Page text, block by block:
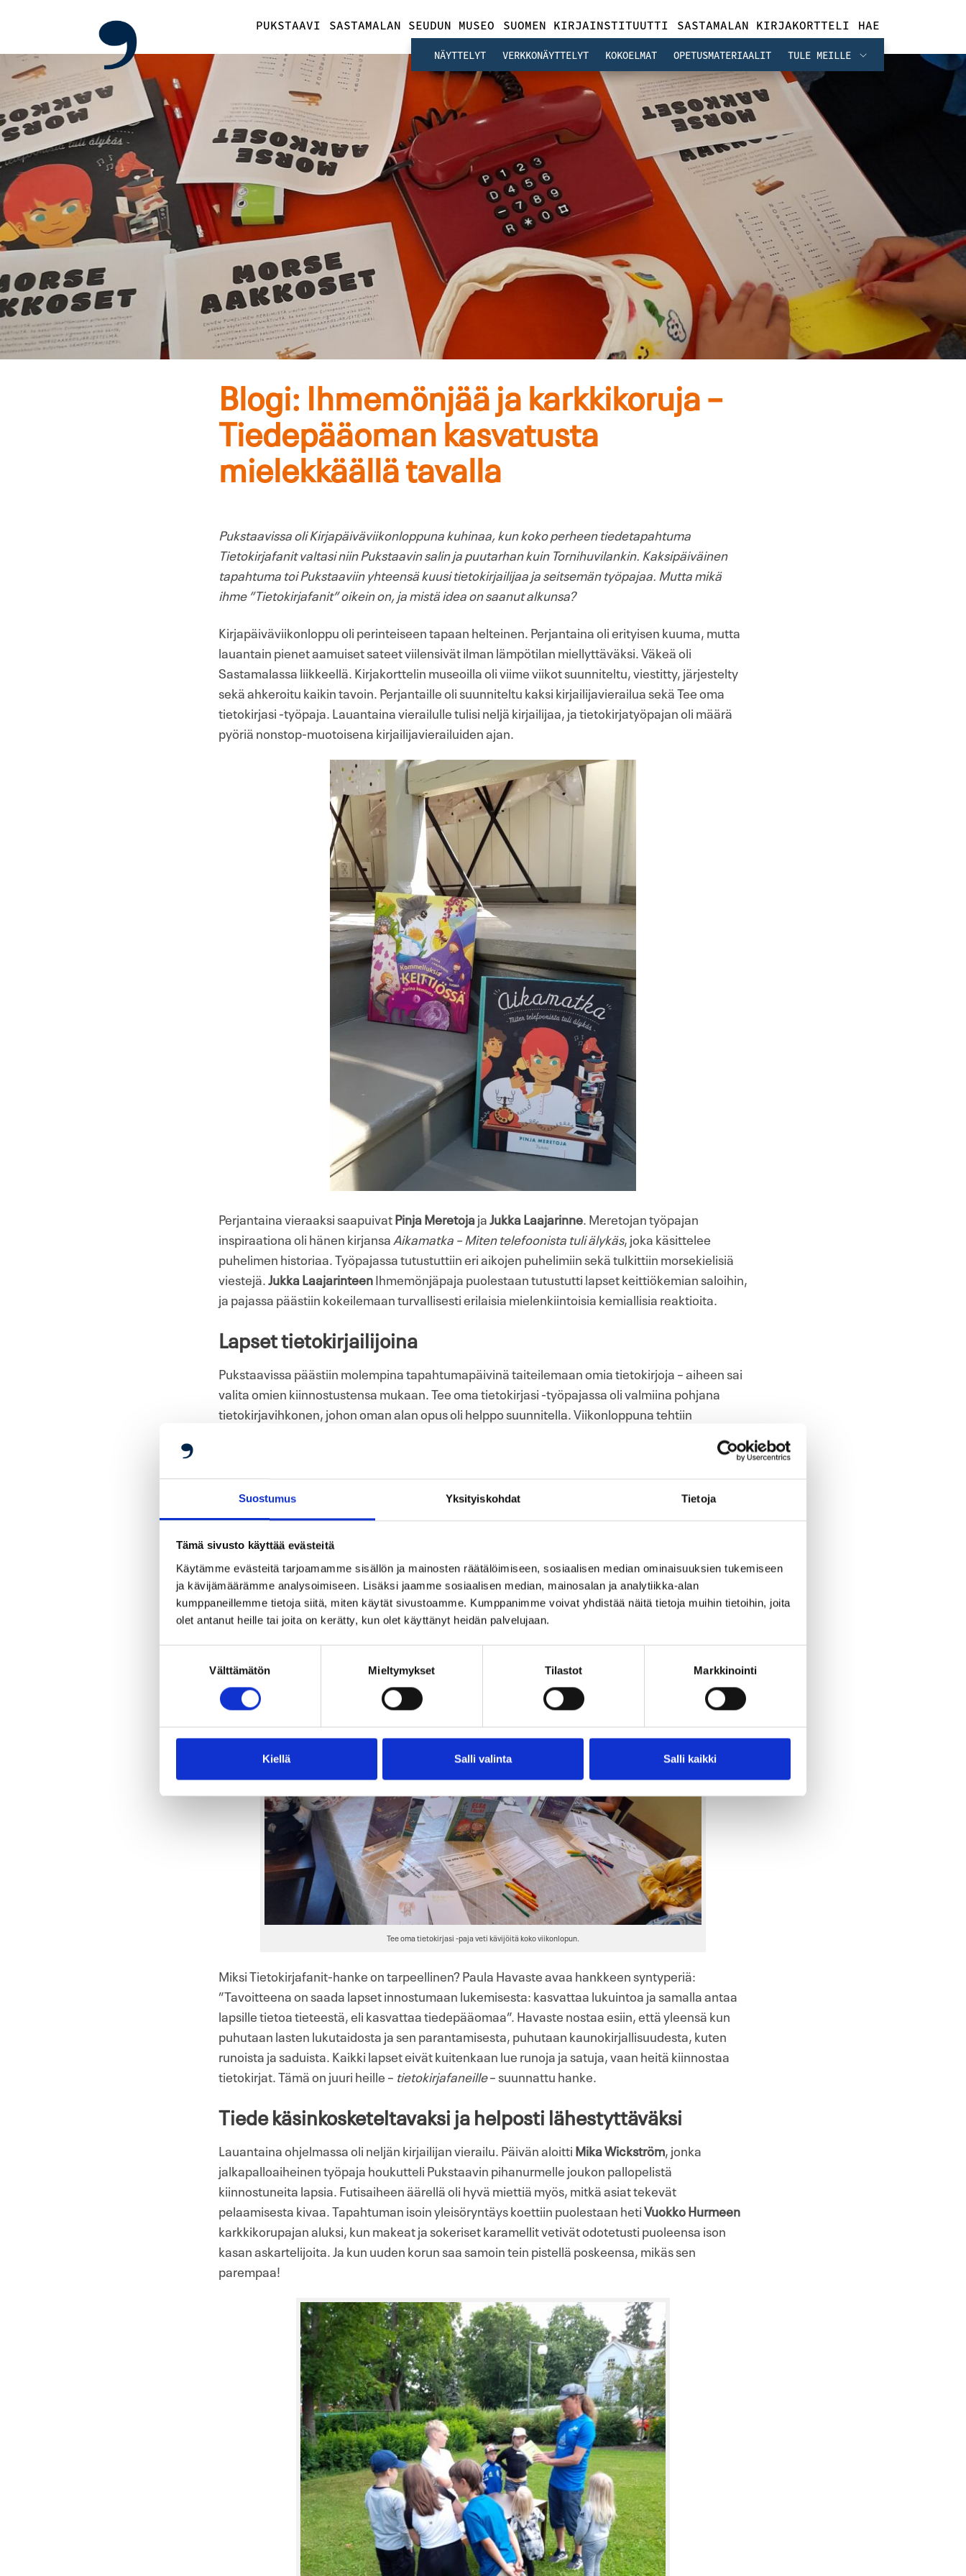
Suostumus Yksityiskohdat Tietoja
Tämä sivusto käyttää evästeitä
Käytämme evästeitä tarjoamamme sisällön ja mainosten räätälöimiseen, sosiaalisen median ominaisuuksien tukemiseen
ja kävijämäärämme analysoimiseen. Lisäksi jaamme sosiaalisen median, mainosalan ja analytiikka-alan
kumppaneillemme tietoja siitä, miten käytät sivustoamme. Kumppanimme voivat yhdistää näitä tietoja muihin tietoihin, joita
olet antanut heille tai joita on kerätty, kun olet käyttänyt heidän palvelujaan.
Välttämätön Mieltymykset Tilastot Markkinointi
Kiellä Salli valinta Salli kaikki
PUKSTAAVI SASTAMALAN SEUDUN MUSEO SUOMEN KIRJAINSTITUUTTI SASTAMALAN KIRJAKORTTELI HAE
NÄYTTELYT VERKKONÄYTTELYT KOKOELMAT OPETUSMATERIAALIT TULE MEILLE
Blogi: Ihmemönjää ja karkkikoruja –
Tiedepääoman kasvatusta
mielekkäällä tavalla
Pukstaavissa oli Kirjapäiväviikonloppuna kuhinaa, kun koko perheen tiedetapahtuma
Tietokirjafanit valtasi niin Pukstaavin salin ja puutarhan kuin Tornihuvilankin. Kaksipäiväinen
tapahtuma toi Pukstaaviin yhteensä kuusi tietokirjailijaa ja seitsemän työpajaa. Mutta mikä
ihme ”Tietokirjafanit” oikein on, ja mistä idea on saanut alkunsa?
Kirjapäiväviikonloppu oli perinteiseen tapaan helteinen. Perjantaina oli erityisen kuuma, mutta
lauantain pienet aamuiset sateet viilensivät ilman lämpötilan miellyttäväksi. Väkeä oli
Sastamalassa liikkeellä. Kirjakorttelin museoilla oli viime viikot suunniteltu, viestitty, järjestelty
sekä ahkeroitu kaikin tavoin. Perjantaille oli suunniteltu kaksi kirjailijavierailua sekä Tee oma
tietokirjasi -työpaja. Lauantaina vierailulle tulisi neljä kirjailijaa, ja tietokirjatyöpajan oli määrä
pyöriä nonstop-muotoisena kirjailijavierailuiden ajan.
Perjantaina vieraaksi saapuivatPinja MeretojajaJukka Laajarinne . Meretojan työpajan
inspiraationa oli hänen kirjansaAikamatka – Miten telefoonista tuli älykäs, joka käsittelee
puhelimen historiaa. Työpajassa tutustuttiin eri aikojen puhelimiin sekä tulkittiin morsekielisiä
viestejä. Jukka LaajarinteenIhmemönjäpaja puolestaan tutustutti lapset keittiökemian saloihin,
ja pajassa päästiin kokeilemaan turvallisesti erilaisia mielenkiintoisia kemiallisia reaktioita.
Lapset tietokirjailijoina
Pukstaavissa päästiin molempina tapahtumapäivinä taiteilemaan omia tietokirjoja – aiheen sai
valita omien kiinnostustensa mukaan. Tee oma tietokirjasi -työpajassa oli valmiina pohjana
tietokirjavihkonen, johon oman alan opus oli helppo suunnitella. Viikonloppuna tehtiin
Paula Havaste
Heurekassa on aiemmin tehty tietokirjoja esimerkiksi traktoreista, kissoista ja koirista, ja
omaperäisiäkin aiheita löytyy: ”Oma suosikkini onTeemu – elämä ja teot. Omaelämäkerrallinen
tietokirja”, Havaste hymyilee. Hän sanoo kehitelleensä työpajaa varten parisenkymmentä
valmistakin aiheideaa, mutta niitä harvoin tarvitaan, sillä lapset keksivät paljon parempia itse.
Tee oma tietokirjasi -paja veti kävijöitä koko viikonlopun.
Miksi Tietokirjafanit-hanke on tarpeellinen? Paula Havaste avaa hankkeen syntyperiä:
”Tavoitteena on saada lapset innostumaan lukemisesta: kasvattaa lukuintoa ja samalla antaa
lapsille tietoa tieteestä, eli kasvattaa tiedepääomaa”. Havaste nostaa esiin, että yleensä kun
puhutaan lasten lukutaidosta ja sen parantamisesta, puhutaan kaunokirjallisuudesta, kuten
runoista ja saduista. Kaikki lapset eivät kuitenkaan lue runoja ja satuja, vaan heitä kiinnostaa
tietokirjat. Tämä on juuri heille – tietokirjafaneille– suunnattu hanke.
Tiede käsinkosketeltavaksi ja helposti lähestyttäväksi
Lauantaina ohjelmassa oli neljän kirjailijan vierailu. Päivän aloittiMika Wickström, jonka
jalkapalloaiheinen työpaja houkutteli Pukstaavin pihanurmelle joukon pallopelistä
kiinnostuneita lapsia. Futisaiheen äärellä oli hyvä miettiä myös, mitkä asiat tekevät
pelaamisesta kivaa. Tapahtuman isoin yleisöryntäys koettiin puolestaan hetiVuokko Hurmeen
karkkikorupajan aluksi, kun makeat ja sokeriset karamellit vetivät odotetusti puoleensa ison
kasan askartelijoita. Ja kun uuden korun saa samoin tein pistellä poskeensa, mikäs sen
parempaa!